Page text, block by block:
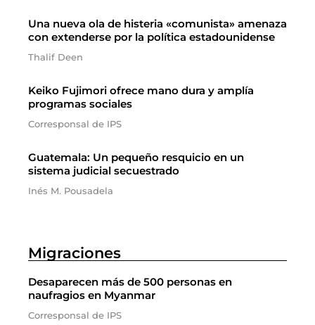
Una nueva ola de histeria «comunista» amenaza
con extenderse por la política estadounidense
Thalif Deen
Keiko Fujimori ofrece mano dura y amplía
programas sociales
Corresponsal de IPS
Guatemala: Un pequeño resquicio en un
sistema judicial secuestrado
Inés M. Pousadela
Migraciones
Desaparecen más de 500 personas en
naufragios en Myanmar
Corresponsal de IPS